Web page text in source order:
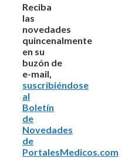
Reciba
las
novedades
quincenalmente
en su
buzón de
e-mail,
suscribiéndose
al
Boletín
de
Novedades
de
PortalesMedicos.com